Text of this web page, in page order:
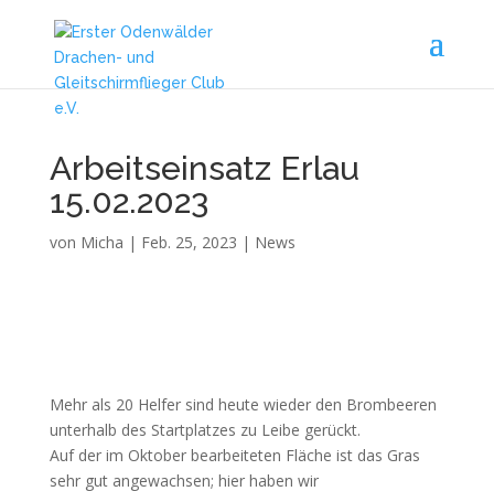
Arbeitseinsatz Erlau
15.02.2023
von Micha | Feb. 25, 2023 | News
Mehr als 20 Helfer sind heute wieder den Brombeeren
unterhalb des Startplatzes zu Leibe gerückt.
Auf der im Oktober bearbeiteten Fläche ist das Gras
sehr gut angewachsen; hier haben wir